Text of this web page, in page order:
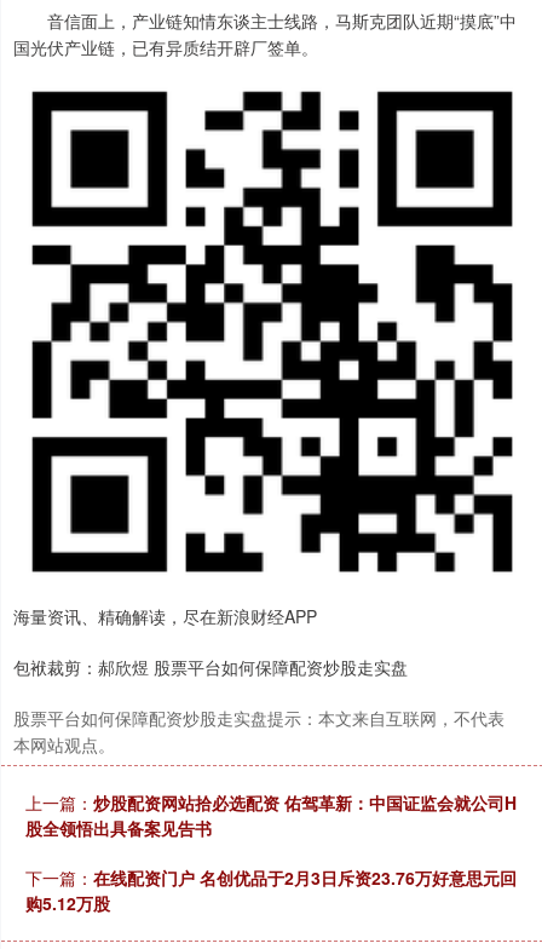
音信面上，产业链知情东谈主士线路，马斯克团队近期“摸底”中
国光伏产业链，已有异质结开辟厂签单。
海量资讯、精确解读，尽在新浪财经APP
包袱裁剪：郝欣煜 股票平台如何保障配资炒股走实盘
股票平台如何保障配资炒股走实盘提示：本文来自互联网，不代表
本网站观点。
上一篇： 炒股配资网站拾必选配资 佑驾革新：中国证监会就公司H
股全领悟出具备案见告书
下一篇： 在线配资门户 名创优品于2月3日斥资23.76万好意思元回
购5.12万股